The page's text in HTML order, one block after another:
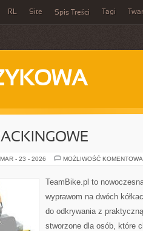
RL Site Spis Treści Tagi
MAR - 23 - 2026 MOŻLIWOŚĆ
TeamBike.pl to
wyprawom na dwóch
do odkrywania z
stworzone dla osób, które